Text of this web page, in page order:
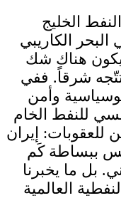
الخليج
الكاريبي
يكون هناك شك
تتّجه شرقاً. ففي
وأمن
للنفط الخام
للعقوبات: إيران
ببساطة كَم
بل ما يخبرنا